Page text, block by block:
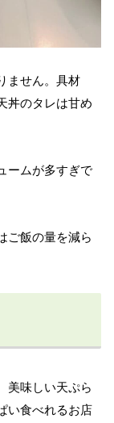
ません。具材
丼のタレは甘め
ームが多すぎで
ご飯の量を減ら
美味しい天ぷら
い食べれるお店